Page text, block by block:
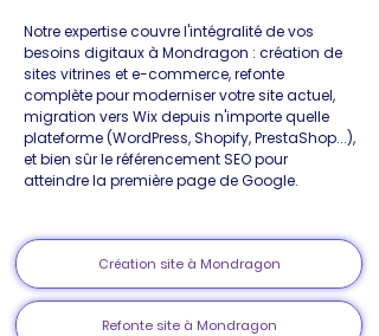
Notre expertise couvre l'intégralité de vos
besoins digitaux à Mondragon : création de
sites vitrines et e-commerce, refonte
complète pour moderniser votre site actuel,
migration vers Wix depuis n'importe quelle
plateforme (WordPress, Shopify, PrestaShop...),
et bien sûr le référencement SEO pour
atteindre la première page de Google.
Création site à Mondragon
Refonte site à Mondragon